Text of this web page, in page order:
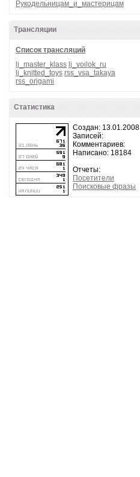
Рукодельницам_и_мастерицам
Трансляции
Список трансляций
lj_master_klass lj_voilok_ru
lj_knitted_toys rss_vsa_takaya
rss_origami
Статистика
Создан: 13.01.2008
Записей:
Комментариев:
Написано: 18184
Отчеты:
Посетители
Поисковые фразы